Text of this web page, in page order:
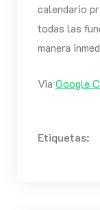
calendario
todas las
manera
Via Google
Etiquetas: